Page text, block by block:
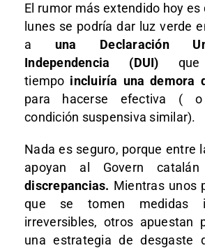
El rumor más extendido hoy
lunes se podría dar luz verde
a una Declaración
Independencia (DUI) que
tiempo incluiría una demora
para hacerse efectiva (
condición suspensiva similar).
Nada es seguro, porque entre
apoyan al Govern catalán
discrepancias. Mientras unos
que se tomen medidas
irreversibles, otros apuestan
una estrategia de desgaste